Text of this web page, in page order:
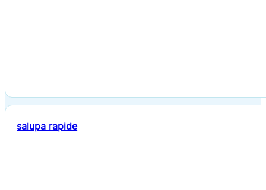
salupa rapide